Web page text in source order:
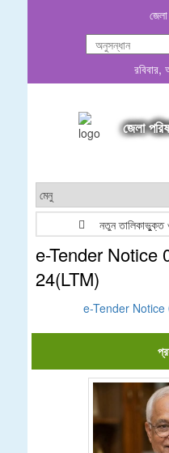
জেলা
নতুন তালিকাভুুক্ত ও
e-Tender Notice
24(LTM)
e-Tender